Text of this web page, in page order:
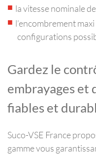
la vitesse nominale
l’encombrement
configurations
Gardez le
embrayages et
fiables et
Suco-VSE France
gamme vous